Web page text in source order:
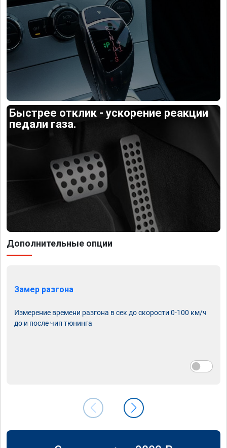
Быстрее отклик - ускорение реакции
педали газа.
Дополнительные опции
Замер разгона
Измерение времени разгона в сек до скорости 0-100 км/ч
до и после чип тюнинга